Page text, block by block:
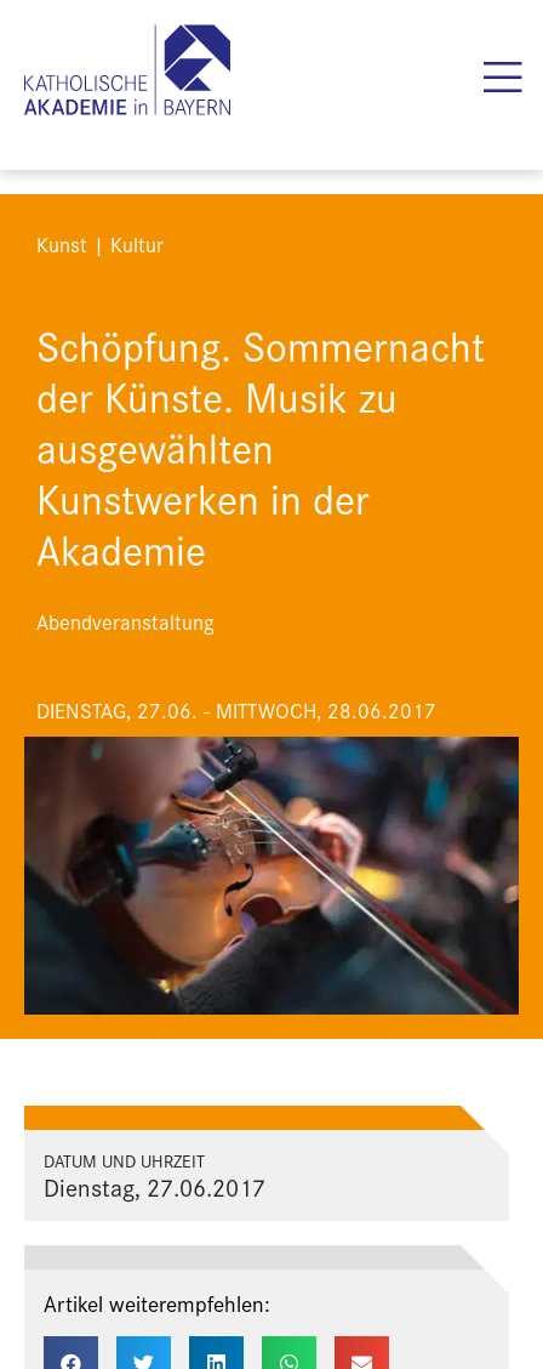
Kunst | Kultur
Schöpfung. Sommernacht
der Künste. Musik zu
ausgewählten
Kunstwerken in der
Akademie
Abendveranstaltung
DIENSTAG, 27.06. - MITTWOCH, 28.06.2017
DATUM UND UHRZEIT
Dienstag, 27.06.2017
Artikel weiterempfehlen: